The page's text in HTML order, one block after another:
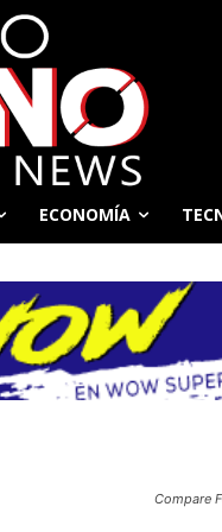
ECONOMÍA
Compare